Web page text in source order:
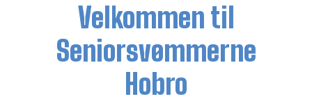
Velkommen til
Seniorsvømmerne
Hobro